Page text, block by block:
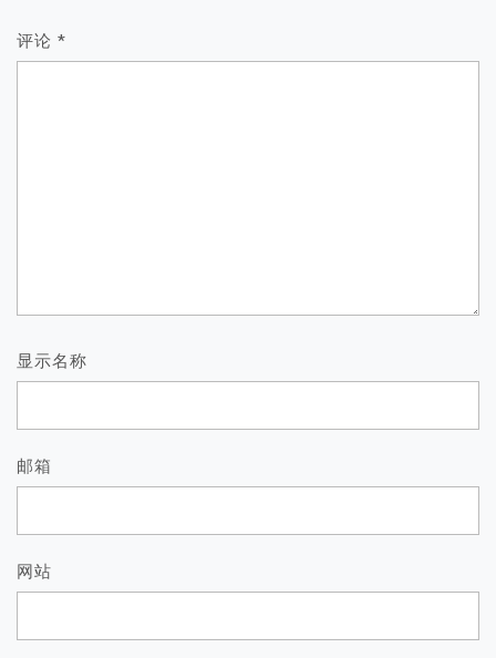
评论 *
显示名称
邮箱
网站